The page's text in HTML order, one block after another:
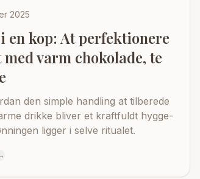
2025
en kop: At perfektionere
varm chokolade, te
den simple handling at tilberede
drikke bliver et kraftfuldt hygge-
ligger i selve ritualet.